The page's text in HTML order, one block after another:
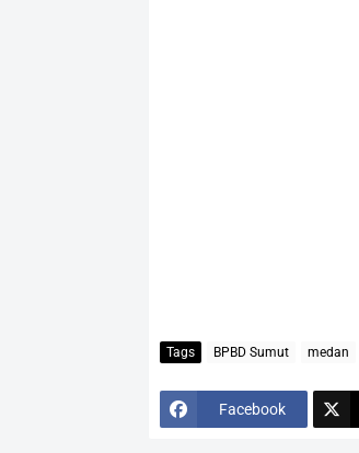
Tags BPBD Sumut medan
Facebook